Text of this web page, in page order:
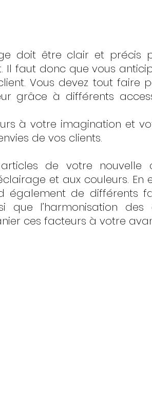
doit être clair et précis
Il faut donc que vous
Vous devez tout faire
grâce à différents
à votre imagination et
de vos clients.
de votre nouvelle
et aux couleurs.
également de différents
que l’harmonisation
ces facteurs à votre